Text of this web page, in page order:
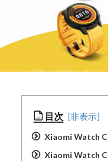
目次
Xiaomi Watch
Xiaomi Watch